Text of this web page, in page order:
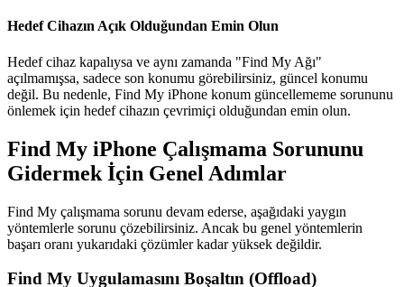
Hedef Cihazın Açık Olduğundan Emin Olun
Hedef cihaz kapalıysa ve aynı zamanda "Find My Ağı"
açılmamışsa, sadece son konumu görebilirsiniz, güncel konumu
değil. Bu nedenle, Find My iPhone konum güncellememe sorununu
önlemek için hedef cihazın çevrimiçi olduğundan emin olun.
Find My iPhone Çalışmama Sorununu
Gidermek İçin Genel Adımlar
Find My çalışmama sorunu devam ederse, aşağıdaki yaygın
yöntemlerle sorunu çözebilirsiniz. Ancak bu genel yöntemlerin
başarı oranı yukarıdaki çözümler kadar yüksek değildir.
Find My Uygulamasını Boşaltın (Offload)